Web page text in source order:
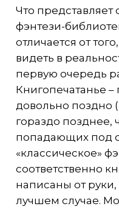
Что представляет
фэнтези-
отличается от
видеть в
первую очередь
Книгопечатанье
довольно поздно
гораздо позднее,
попадающих под
«классическое»
соответственно
написаны от
лучшем случае.